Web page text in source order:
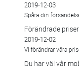
2019-12-03
Spåra din
Förändrade
2019-12-02
Vi förändrar våra
Du har väl vår